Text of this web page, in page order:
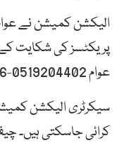
الیکشن کمیشن نے
پریکٹسز کی شکایت
عوام 0519204402-6 پر اپنی شکایات درج کرا سکتے ہیں۔
کرائی جاسکتی ہیں۔